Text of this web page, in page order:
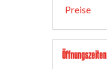
Preise
Öffnungszeiten